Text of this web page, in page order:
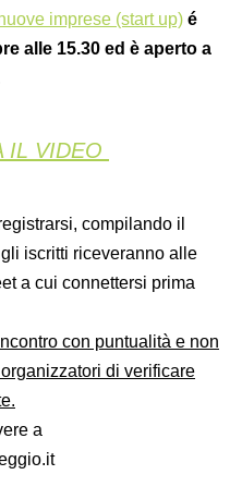
imprese (start up) é
alle 15.30 ed è aperto a
IL VIDEO
compilando il
gli iscritti riceveranno alle
a cui connettersi prima
con puntualità e non
di verificare
a